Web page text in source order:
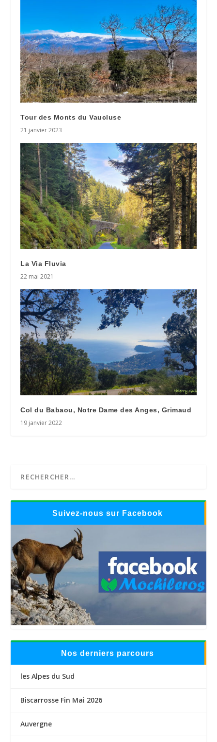
Tour des Monts du Vaucluse
21 janvier 2023
La Via Fluvia
22 mai 2021
Col du Babaou, Notre Dame des Anges, Grimaud
19 janvier 2022
Suivez-nous sur Facebook
Nos derniers parcours
les Alpes du Sud
Biscarrosse Fin Mai 2026
Auvergne